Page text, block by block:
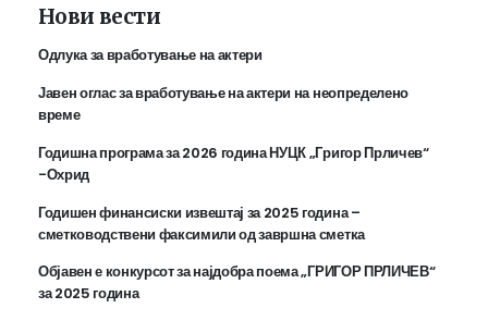
Нови вести
Одлука за вработување на актери
Јавен оглас за вработување на актери на неопределено
време
Годишна програма за 2026 година НУЦК „Григор Прличев“
-Охрид
Годишен финансиски извештај за 2025 година –
сметководствени факсимили од завршна сметка
Објавен е конкурсот за најдобра поема „ГРИГОР ПРЛИЧЕВ“
за 2025 година